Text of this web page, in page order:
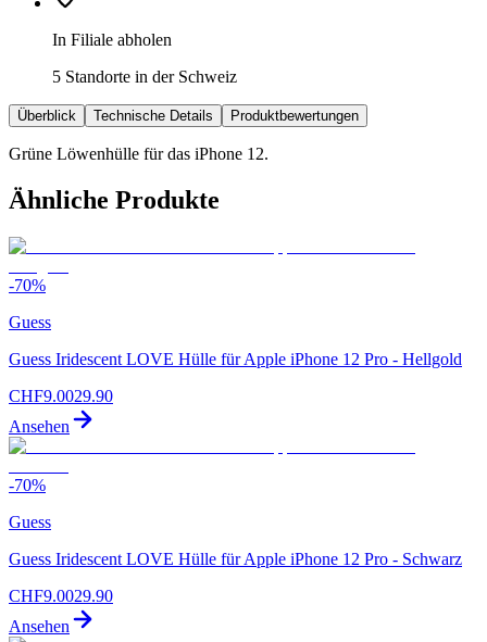
In Filiale abholen
5 Standorte in der Schweiz
Überblick Technische Details Produktbewertungen
Grüne Löwenhülle für das iPhone 12.
Ähnliche Produkte
-70%
Guess
Guess Iridescent LOVE Hülle für Apple iPhone 12 Pro - Hellgold
CHF9.0029.90
Ansehen
-70%
Guess
Guess Iridescent LOVE Hülle für Apple iPhone 12 Pro - Schwarz
CHF9.0029.90
Ansehen